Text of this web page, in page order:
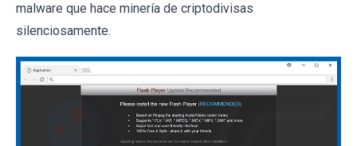
malware que hace minería de criptodivisas
silenciosamente.